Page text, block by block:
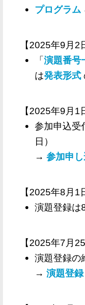
プログラム
【2025年9月2
「演題番号
は発表形式
【2025年9月1
参加申込受
日）
→ 参加申
【2025年8月1
演題登録は
【2025年7月
演題登録の
→ 演題登録